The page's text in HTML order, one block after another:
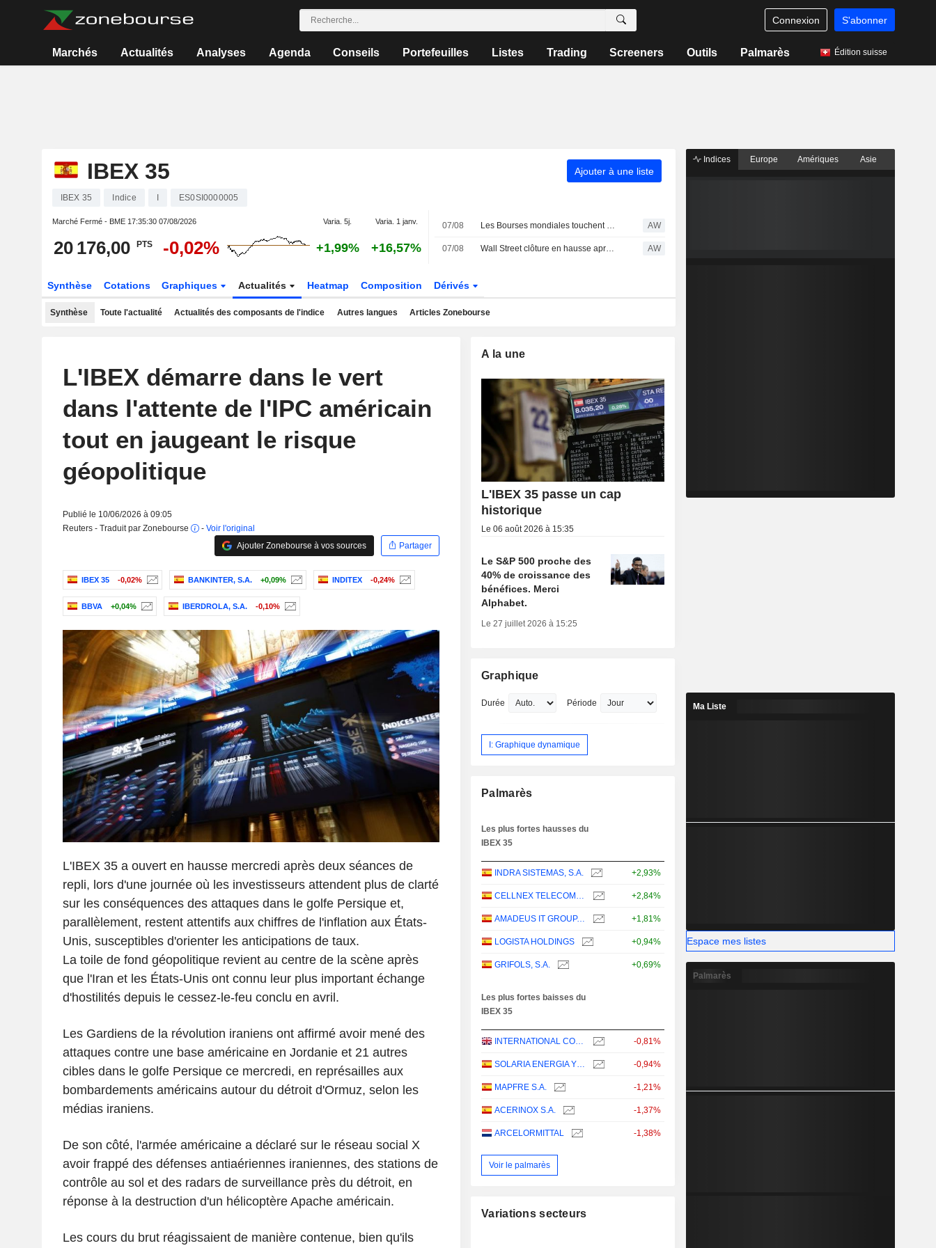
Connexion S'abonner
Marchés Actualités Analyses Agenda Conseils Portefeuilles Listes Trading Screeners Outils Palmarès Édition suisse
IBEX 35 Ajouter à une liste
IBEX 35 Indice ES0SI0000005
Marché Fermé - BME 17:35:30 07/08/2026 Varia. 5j. Varia. 1 janv.
20 176,00 PTS -0,02% +1,99% +16,57%
07/08 Les Bourses mondiales touchent des sommets après l'emploi américain AW
07/08 Wall Street clôture en hausse après l'emploi américain AW
Synthèse Cotations Graphiques Actualités Heatmap Composition Dérivés
Synthèse Toute l'actualité Actualités des composants de l'indice Autres langues Articles Zonebourse
L'IBEX démarre dans le vert
dans l'attente de l'IPC américain
tout en jaugeant le risque
géopolitique
Publié le 10/06/2026 à 09:05
Reuters - Traduit par Zonebourse
- Voir l'original
Ajouter Zonebourse à vos sources
Partager
IBEX 35 -0,02% BANKINTER, S.A. +0,09% INDITEX -0,24%
BBVA +0,04% IBERDROLA, S.A. -0,10%
L'IBEX 35 a ouvert en hausse mercredi après deux séances de
repli, lors d'une journée où les investisseurs attendent plus de clarté
sur les conséquences des attaques dans le golfe Persique et,
parallèlement, restent attentifs aux chiffres de l'inflation aux États-
Unis, susceptibles d'orienter les anticipations de taux.
La toile de fond géopolitique revient au centre de la scène après
que l'Iran et les États-Unis ont connu leur plus important échange
d'hostilités depuis le cessez-le-feu conclu en avril.
Les Gardiens de la révolution iraniens ont affirmé avoir mené des
attaques contre une base américaine en Jordanie et 21 autres
cibles dans le golfe Persique ce mercredi, en représailles aux
bombardements américains autour du détroit d'Ormuz, selon les
médias iraniens.
De son côté, l'armée américaine a déclaré sur le réseau social X
avoir frappé des défenses antiaériennes iraniennes, des stations de
contrôle au sol et des radars de surveillance près du détroit, en
réponse à la destruction d'un hélicoptère Apache américain.
Les cours du brut réagissaient de manière contenue, bien qu'ils
A la une
L'IBEX 35 passe un cap
historique
Le 06 août 2026 à 15:35
Le S&P 500 proche des
40% de croissance des
bénéfices. Merci
Alphabet.
Le 27 juillet 2026 à 15:25
Graphique
Durée Période
I: Graphique dynamique
Palmarès
Les plus fortes hausses du
IBEX 35
INDRA SISTEMAS, S.A. +2,93%
CELLNEX TELECOM, S.A. +2,84%
AMADEUS IT GROUP, S.A. +1,81%
LOGISTA HOLDINGS +0,94%
GRIFOLS, S.A. +0,69%
Les plus fortes baisses du
IBEX 35
INTERNATIONAL CONSOLIDATED AIRLINES GROUP, S.A. -0,81%
SOLARIA ENERGIA Y MEDIO AMBIENTE, S.A. -0,94%
MAPFRE S.A. -1,21%
ACERINOX S.A. -1,37%
ARCELORMITTAL -1,38%
Voir le palmarès
Variations secteurs
Indices Europe Amériques Asie
Ma Liste
Espace mes listes
Palmarès